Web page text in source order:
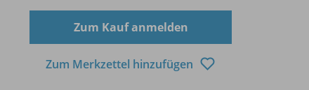
Zum Kauf anmelden
Zum Merkzettel hinzufügen